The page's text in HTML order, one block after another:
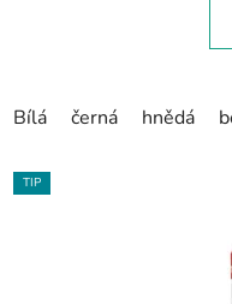
Bílá černá hnědá
TIP